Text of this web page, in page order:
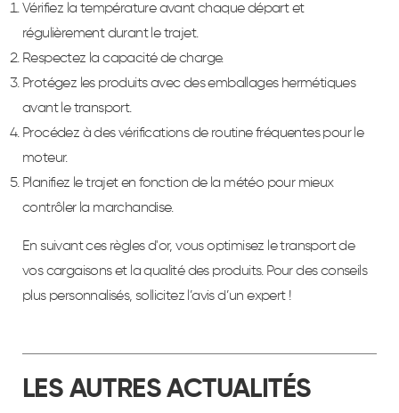
Vérifiez la température avant chaque départ et
régulièrement durant le trajet.
Respectez la capacité de charge.
Protégez les produits avec des emballages hermétiques
avant le transport.
Procédez à des vérifications de routine fréquentes pour le
moteur.
Planifiez le trajet en fonction de la météo pour mieux
contrôler la marchandise.
En suivant ces règles d'or, vous optimisez le transport de
vos cargaisons et la qualité des produits. Pour des conseils
plus personnalisés, sollicitez l’avis d’un expert !
LES AUTRES ACTUALITÉS